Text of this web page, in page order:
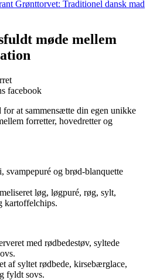
Grønttorvet: Traditionel dansk mad
møde mellem
facebook
at sammensætte din egen unikke
forretter, hovedretter og
og brød-blanquette
løg, løgpuré, røg, sylt,
kartoffelchips.
med rødbedestøv, syltede
af syltet rødbede, kirsebærglace,
fyldt sovs.